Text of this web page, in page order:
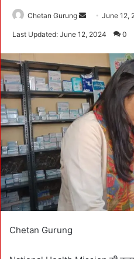
Chetan Gurung
a
n
e
m
June 12,
Last Updated: June 12, 2024 0
Chetan Gurung